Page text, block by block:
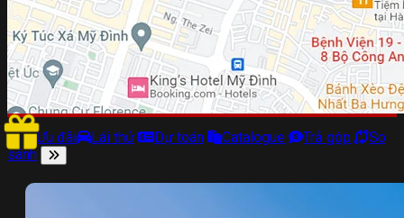
Ưu đãi Lái thử Dự toán Catalogue Trả góp
So
sánh